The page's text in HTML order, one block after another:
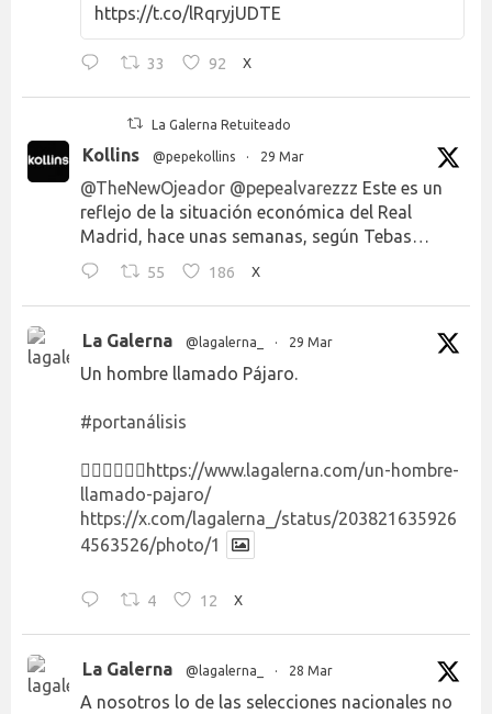
https://t.co/lRqryjUDTE
33 92 X
La Galerna Retuiteado
Kollins @pepekollins · 29 Mar
@TheNewOjeador @pepealvarezzz Este es un
reflejo de la situación económica del Real
Madrid, hace unas semanas, según Tebas…
55 186 X
La Galerna @lagalerna_ · 29 Mar
Un hombre llamado Pájaro.
#portanálisis
👉🏻👉🏻👉🏻 https://www.lagalerna.com/un-hombre-
llamado-pajaro/
https://x.com/lagalerna_/status/203821635926
4563526/photo/1
4 12 X
La Galerna @lagalerna_ · 28 Mar
A nosotros lo de las selecciones nacionales no